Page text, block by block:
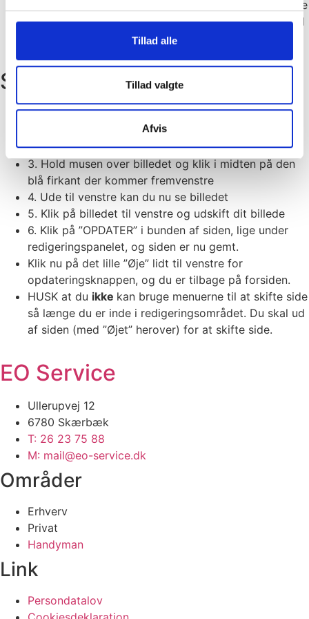
Tillad alle
Tillad valgte
Afvis
kan bruge menuerne til at skifte side
så længe du er inde i redigeringsområdet. Du skal ud
af siden (med ”Øjet” herover) for at skifte side.
Skifte banner
1. Gå til den side du vil skifte billede på
2. Klik direkte på ”Rediger med elementor” i den
sorte bjælke øverst på siden
3. Hold musen over billedet og klik i midten på den
blå firkant der kommer fremvenstre
4. Ude til venstre kan du nu se billedet
5. Klik på billedet til venstre og udskift dit billede
6. Klik på ”OPDATER” i bunden af siden, lige under
redigeringspanelet, og siden er nu gemt.
Klik nu på det lille ”Øje” lidt til venstre for
opdateringsknappen, og du er tilbage på forsiden.
HUSK at du ikke kan bruge menuerne til at skifte side
så længe du er inde i redigeringsområdet. Du skal ud
af siden (med ”Øjet” herover) for at skifte side.
EO Service
Ullerupvej 12
6780 Skærbæk
T: 26 23 75 88
M: mail@eo-service.dk
Områder
Erhverv
Privat
Handyman
Link
Persondatalov